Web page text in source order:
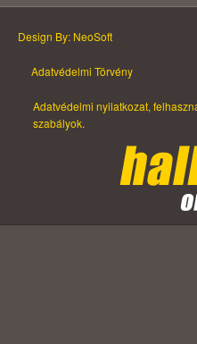
Design By: NeoSoft
Adatvédelmi Törvény
Adatvédelmi nyilatkozat,
szabályok.